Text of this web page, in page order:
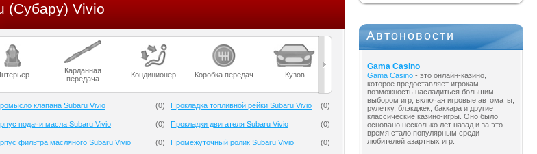
(Субару) Vivio
Карданная
передача
Кондиционер Коробка передач Кузов Масла Мост
клапана Subaru Vivio (0)
подачи масла Subaru Vivio (0)
фильтра масляного Subaru Vivio (0)
Прокладка топливной рейки Subaru Vivio (0)
Прокладки двигателя Subaru Vivio (0)
Промежуточный ролик Subaru Vivio (0)
Автоновости
Gama Casino
Gama Casino - это онлайн-казино,
которое предоставляет игрокам
возможность насладиться большим
выбором игр, включая игровые автоматы,
рулетку, блэкджек, баккара и другие
классические казино-игры. Оно было
основано несколько лет назад и за это
время стало популярным среди
любителей азартных игр.